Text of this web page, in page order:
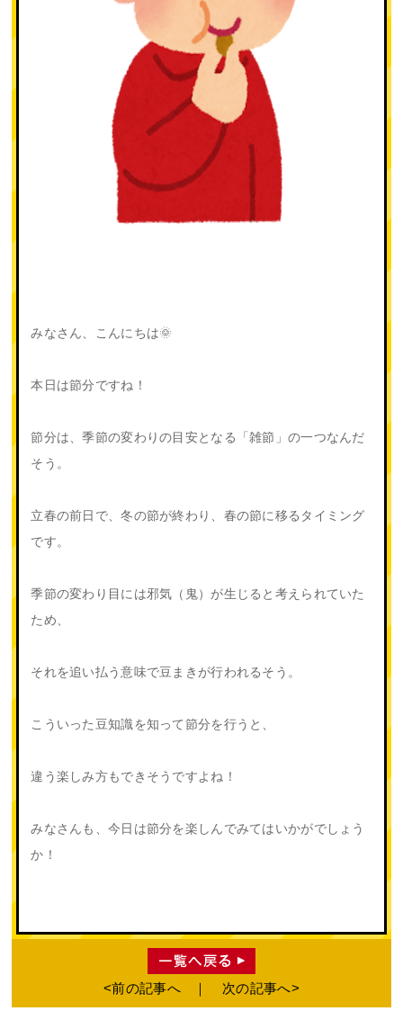
みなさん、こんにちは🌞
本日は節分ですね！
節分は、季節の変わりの目安となる「雑節」の一つなんだ
そう。
立春の前日で、冬の節が終わり、春の節に移るタイミング
です。
季節の変わり目には邪気（鬼）が生じると考えられていた
ため、
それを追い払う意味で豆まきが行われるそう。
こういった豆知識を知って節分を行うと、
違う楽しみ方もできそうですよね！
みなさんも、今日は節分を楽しんでみてはいかがでしょう
か！
前の記事へ 次の記事へ